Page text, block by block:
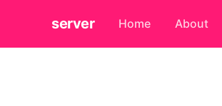
server Home About